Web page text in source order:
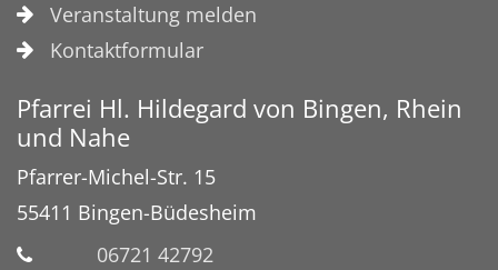
Veranstaltung melden
Kontaktformular
Pfarrei Hl. Hildegard von Bingen, Rhein
und Nahe
Pfarrer-Michel-Str. 15
55411 Bingen-Büdesheim
06721 42792